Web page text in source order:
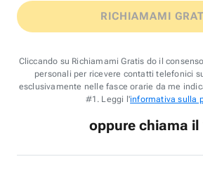
RICHIAMAMI
Cliccando su Richiamami Gratis do il
personali per ricevere contatti telefonici
esclusivamente nelle fasce orarie da me
#1. Leggi l'informativa sulla
oppure chiama il